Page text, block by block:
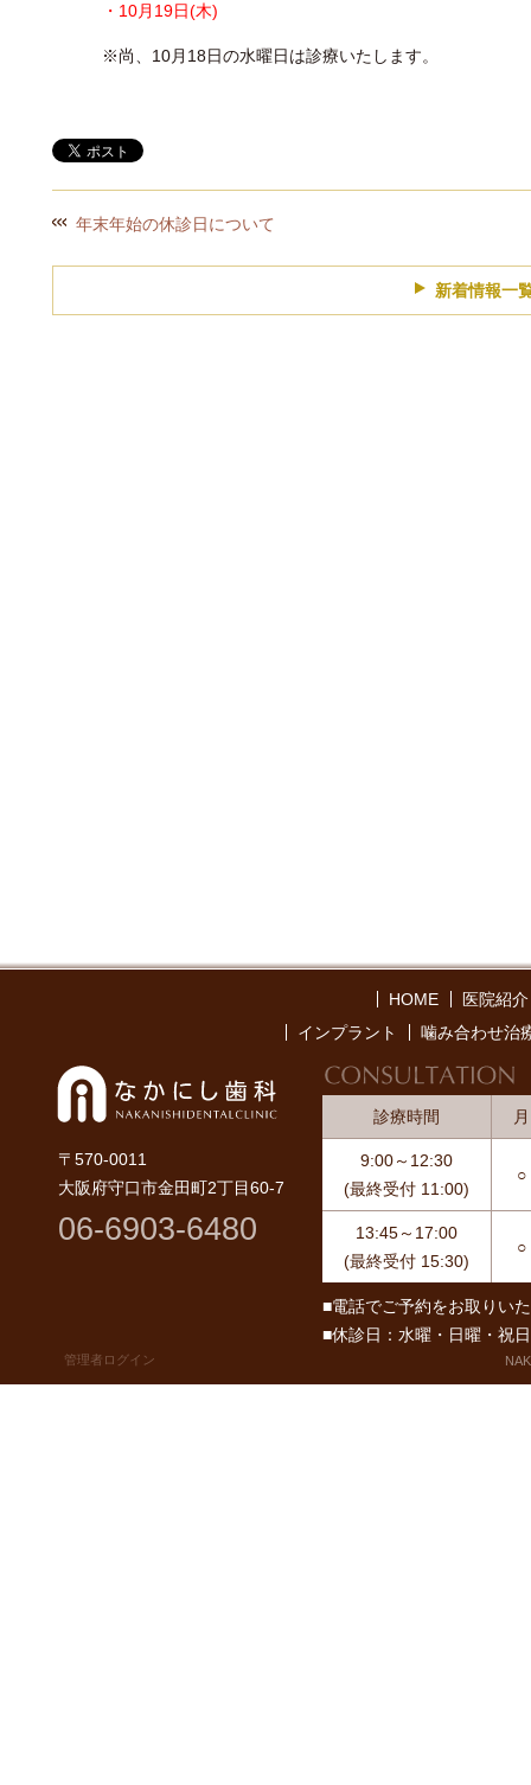
・10月19日(木)
※尚、10月18日の水曜日は診療いたします。
年末年始の休診日について
新着情報一
HOME
医院紹介
インプラント
噛み合わせ治
な
〒570-0011
大阪府守口市金田町2丁目60-7
06-6903-6480
診療時間 月
9:00～12:30
(最終受付 11:00)
○
13:45～17:00
(最終受付 15:30)
○
■電話でご予約をお取りい
■休診日：水曜・日曜・祝
管理者ログイン